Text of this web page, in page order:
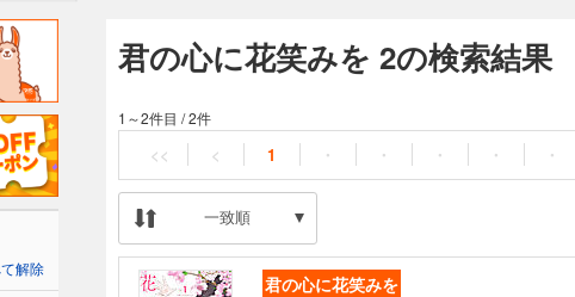
君の心に花笑みを 2の検索結果
1～2件目 /2件
<< < 1 ・ ・ ・ ・ ・
一致順
君の心に花笑みを
解除